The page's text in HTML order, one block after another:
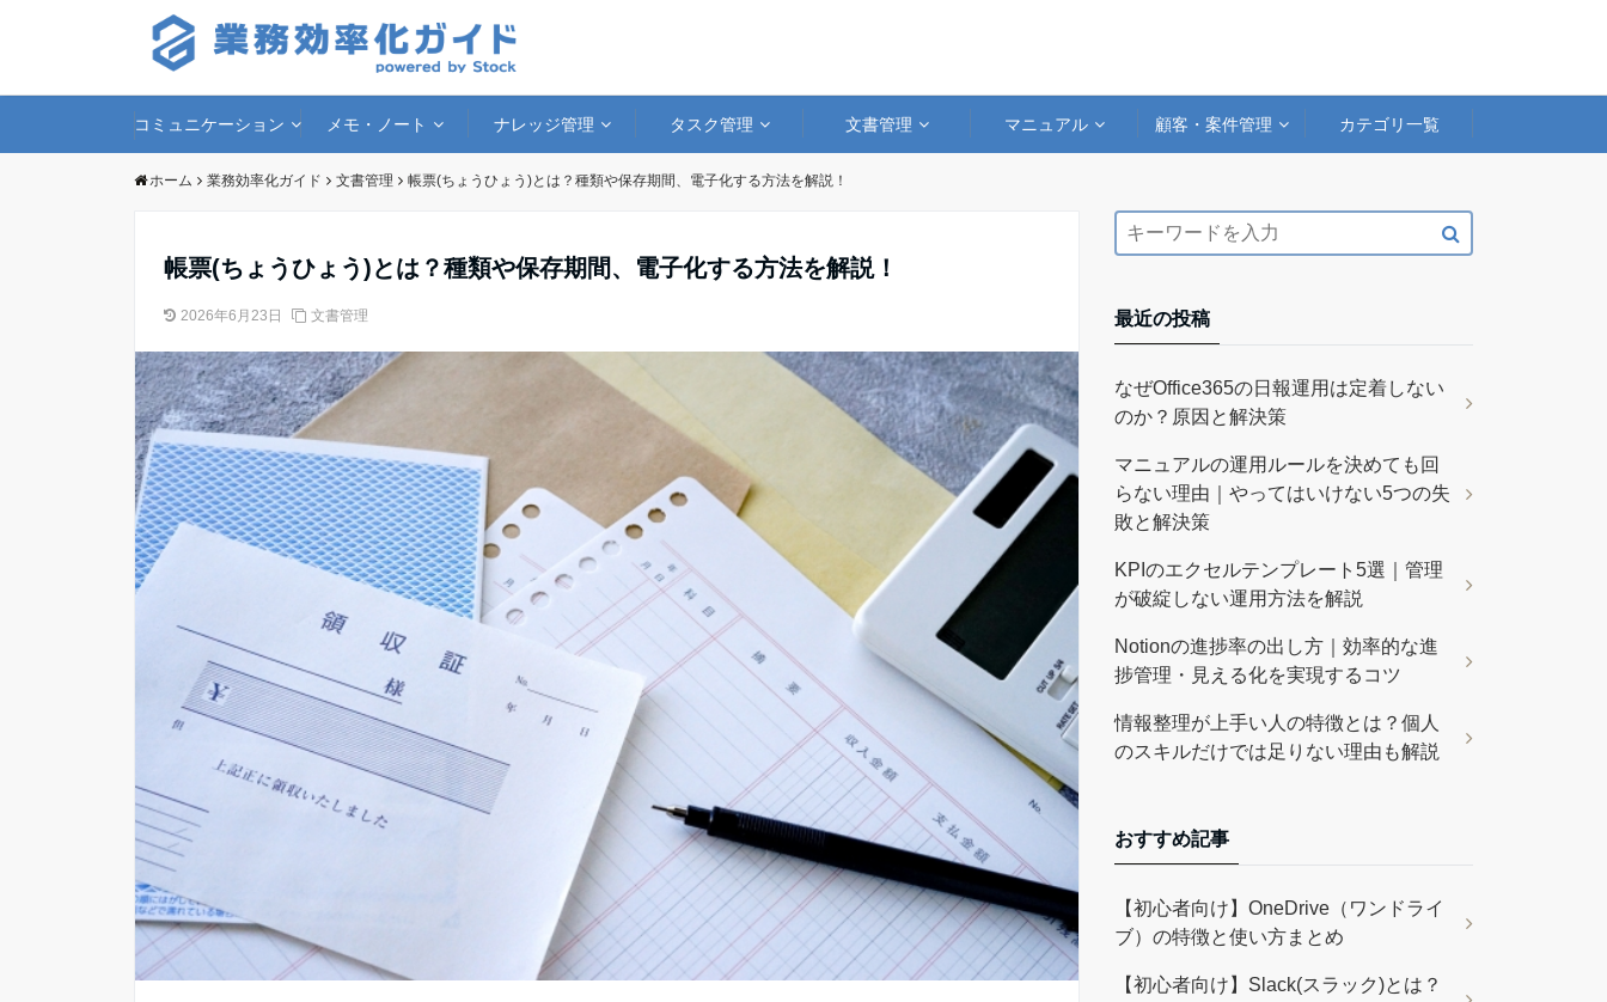
コミュニケーション メモ・ノート ナレッジ管理 タスク管理 文書管理 マニュアル 顧客・案件管理 カテゴリ一覧
ホーム 業務効率化ガイド 文書管理 帳票(ちょうひょう)とは？種類や保存期間、電子化する方法を解説！
帳票(ちょうひょう)とは？種類や保存期間、電子化する方法を解説！
2026年6月23日 文書管理 最近の投稿
なぜOffice365の日報運用は定着しない
のか？原因と解決策
マニュアルの運用ルールを決めても回
らない理由｜やってはいけない5つの失
敗と解決策
KPIのエクセルテンプレート5選｜管理
が破綻しない運用方法を解説
Notionの進捗率の出し方｜効率的な進
捗管理・見える化を実現するコツ
情報整理が上手い人の特徴とは？個人
のスキルだけでは足りない理由も解説
おすすめ記事
【初心者向け】OneDrive（ワンドライ
ブ）の特徴と使い方まとめ
【初心者向け】Slack(スラック)とは？